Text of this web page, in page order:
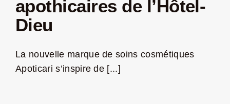
LA ROUTE DES PRODUCTEURS
NOUS CONTACTER
apothicaires de l’Hôtel-
Dieu
La nouvelle marque de soins cosmétiques
Apoticari s’inspire de [...]